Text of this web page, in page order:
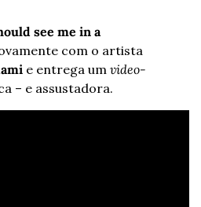
see me in a
com o artista
e entrega um video-
– e assustadora.